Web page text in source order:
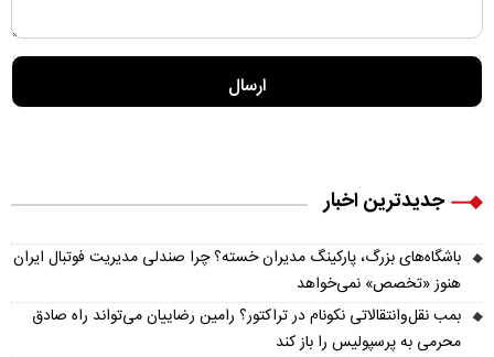
جدیدترین اخبار
باشگاه‌های بزرگ، پارکینگ مدیران خسته؟ چرا صندلی مدیریت فوتبال ایران
هنوز «تخصص» نمی‌خواهد
بمب نقل‌وانتقالاتی نکونام در تراکتور؟ رامین رضاییان می‌تواند راه صادق
محرمی به پرسپولیس را باز کند